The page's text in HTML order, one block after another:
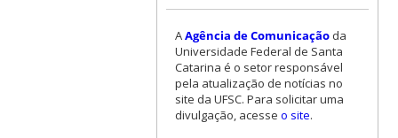
AAgência de Comunicaçãoda
Universidade Federal de Santa
Catarina é o setor responsável
pela atualização de notícias no
site da UFSC. Para solicitar uma
divulgação, acesse o site.